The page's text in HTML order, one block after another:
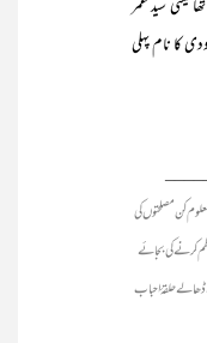
سید عمر
کا نام پہلی
کن مصلحتوں کی
کرنے کی بجائے
حلقۂ احباب